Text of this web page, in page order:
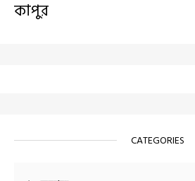
CATEGORIES
কাপুর